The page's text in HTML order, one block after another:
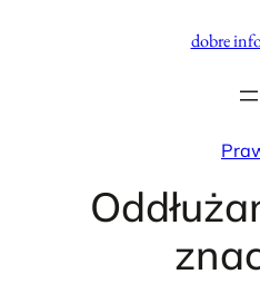
dobre